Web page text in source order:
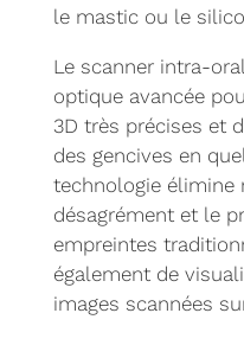
le mastic ou le
Le scanner intra-
optique avancée
3D très précises et
des gencives en
technologie élimine
désagrément et le
empreintes
également de
images scannées